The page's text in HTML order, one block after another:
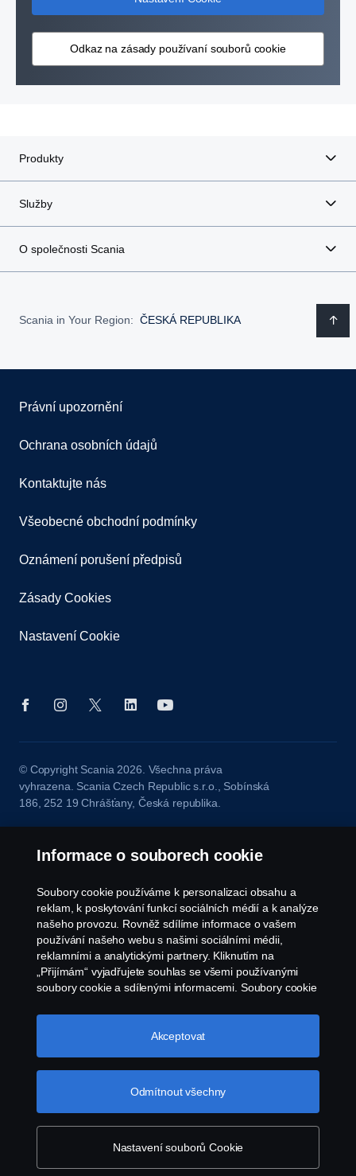
Odkaz na zásady používaní souborů cookie
Produkty
Služby
O společnosti Scania
Scania in Your Region: ČESKÁ REPUBLIKA
Právní upozornění
Ochrana osobních údajů
Kontaktujte nás
Všeobecné obchodní podmínky
Oznámení porušení předpisů
Zásady Cookies
Nastavení Cookie
© Copyright Scania 2026. Všechna práva
vyhrazena. Scania Czech Republic s.r.o., Sobínská
186, 252 19 Chrášťany, Česká republika.
Informace o souborech cookie
Soubory cookie používáme k personalizaci obsahu a
reklam, k poskytování funkcí sociálních médií a k analýze
našeho provozu. Rovněž sdílíme informace o vašem
používání našeho webu s našimi sociálními médii,
reklamními a analytickými partnery. Kliknutím na
„Přijímám“ vyjadřujete souhlas se všemi používanými
soubory cookie a sdílenými informacemi. Soubory cookie
cookie“ a výběrem kategorií, které chcete přijmout.
Podrobnější vysvětlení toho, jak používáme soubory
Nastavení souborů Cookie
Odmítnout všechny
Akceptovat